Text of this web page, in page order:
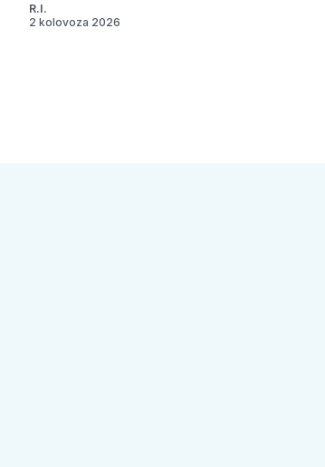
R.I.
2 kolovoza 2026